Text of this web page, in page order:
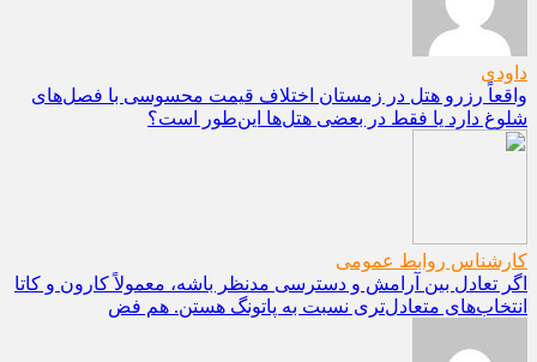
داودی
واقعاً رزرو هتل در زمستان اختلاف قیمت محسوسی با فصل‌های
شلوغ دارد یا فقط در بعضی هتل‌ها این‌طور است؟
کارشناس روابط عمومی
اگر تعادل بین آرامش و دسترسی مدنظر باشه، معمولاً کارون و کاتا
انتخاب‌های متعادل‌تری نسبت به پاتونگ هستن. هم فض